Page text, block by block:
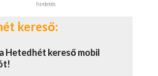
hirdetés
kereső:
Hetedhét kereső mobil